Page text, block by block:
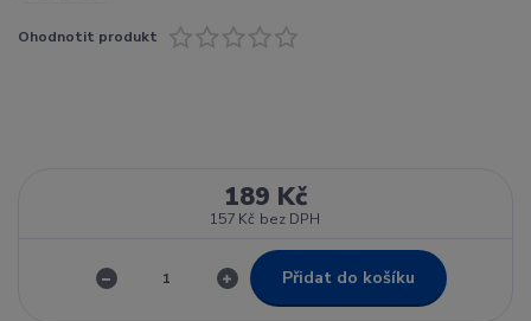
Ohodnotit produkt
189 Kč
157 Kč bez DPH
Přidat do košíku